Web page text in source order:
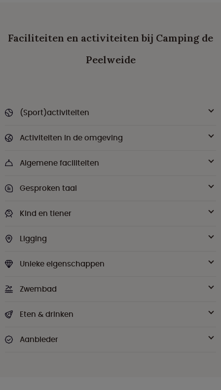
Faciliteiten en activiteiten bij Camping de
Peelweide
(Sport)activiteiten
Activiteiten in de omgeving
Algemene faciliteiten
Gesproken taal
Kind en tiener
Ligging
Unieke eigenschappen
Zwembad
Eten & drinken
Aanbieder